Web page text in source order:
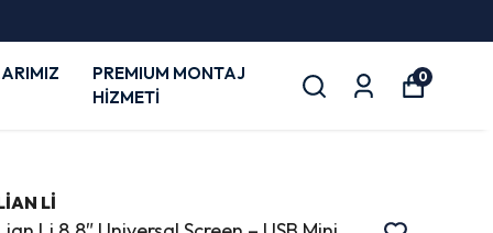
PREMIUM MONTAJ
HİZMETİ
0
Lİ